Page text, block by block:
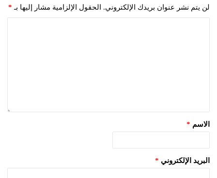
لن يتم نشر عنوان بريدك الإلكتروني. الحقول الإلزامية مشار إليها بـ *
الاسم *
البريد الإلكتروني *